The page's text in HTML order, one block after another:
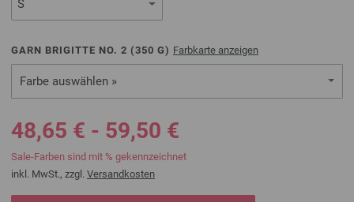
GARN BRIGITTE NO. 2 (350 G) Farbkarte anzeigen
Farbe auswählen »
48,65 € - 59,50 €
Sale-Farben sind mit % gekennzeichnet
inkl. MwSt., zzgl. Versandkosten